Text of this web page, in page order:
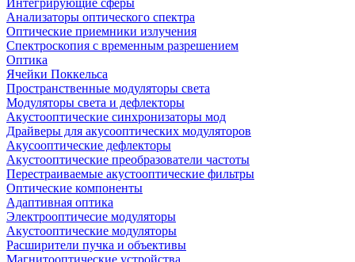
Интегрирующие сферы
Анализаторы оптического спектра
Оптические приемники излучения
Спектроскопия с временным разрешением
Оптика
Ячейки Поккельса
Пространственные модуляторы света
Модуляторы света и дефлекторы
Акустооптические синхронизаторы мод
Драйверы для акусооптических модуляторов
Акусооптические дефлекторы
Акустооптические преобразователи частоты
Перестраиваемые акустооптические фильтры
Оптические компоненты
Адаптивная оптика
Электрооптичесие модуляторы
Акустооптические модуляторы
Расширители пучка и объективы
Магнитооптические устройства